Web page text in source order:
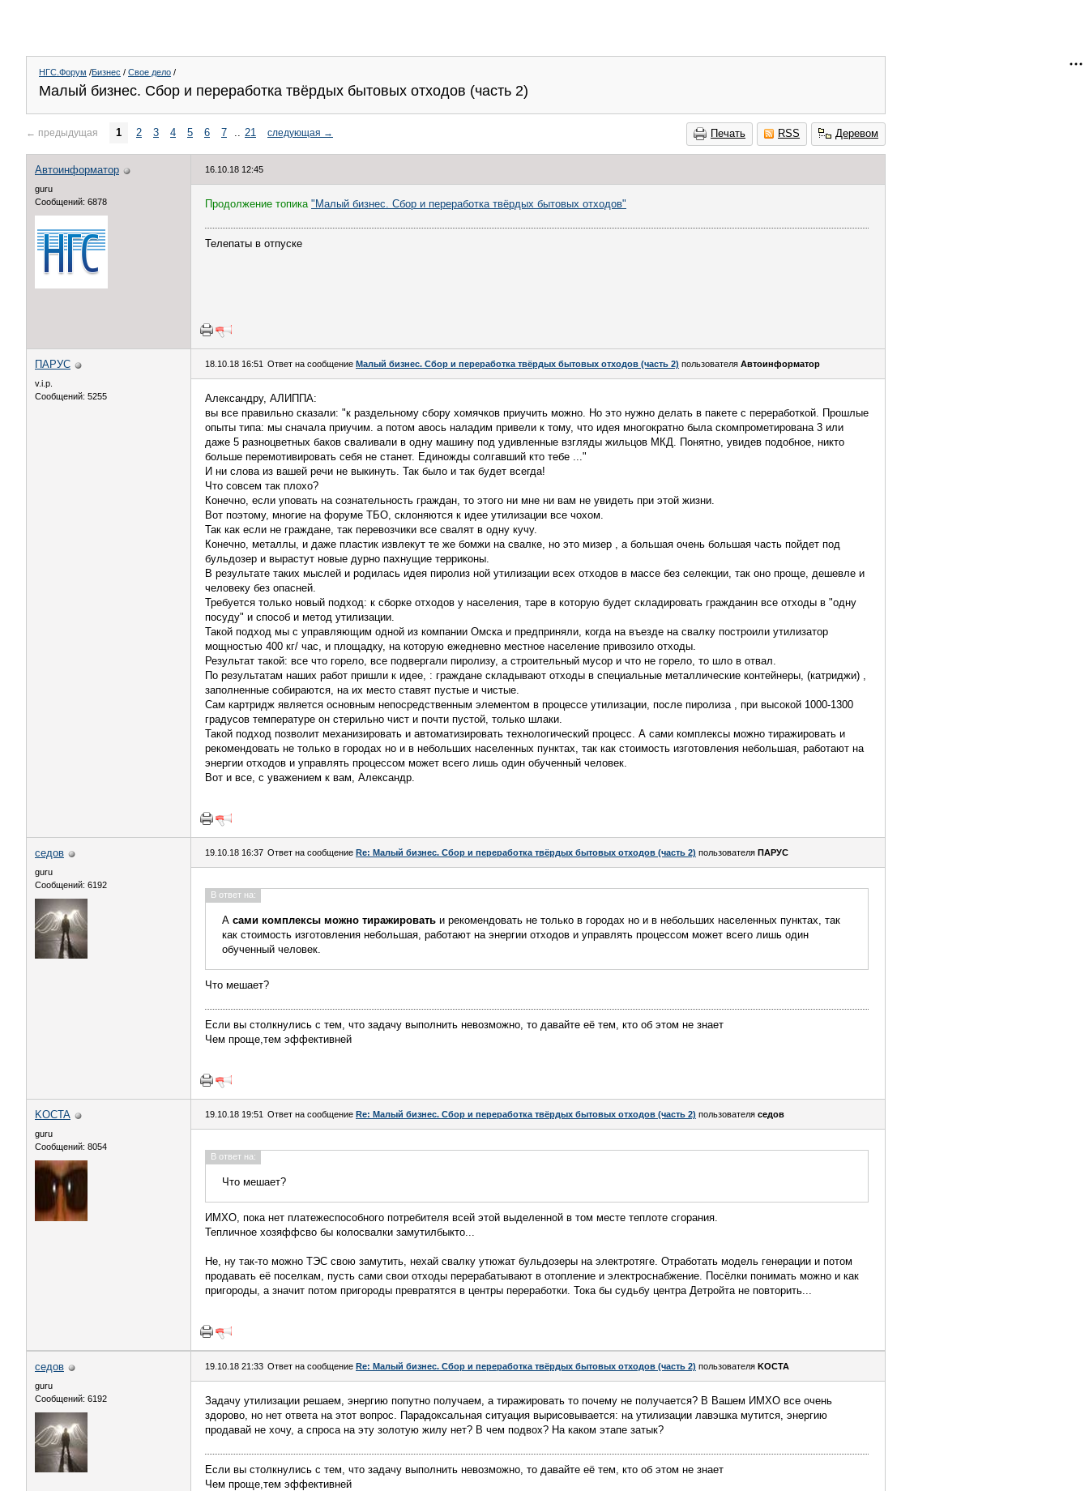
НГС.Форум /Бизнес / Свое дело /
Малый бизнес. Сбор и переработка твёрдых бытовых отходов (часть 2)
Печать RSS Деревом
← предыдущая 1 2 3 4 5 6 7 .. 21 следующая →
Автоинформатор
guru
Сообщений: 6878
16.10.18 12:45
Продолжение топика "Малый бизнес. Сбор и переработка твёрдых бытовых отходов"
Телепаты в отпуске
ПАРУС
v.i.p.
Сообщений: 5255
18.10.18 16:51 Ответ на сообщение Малый бизнес. Сбор и переработка твёрдых бытовых отходов (часть 2) пользователя Автоинформатор
Александру, АЛИППА:
вы все правильно сказали: "к раздельному сбору хомячков приучить можно. Но это нужно делать в пакете с переработкой. Прошлые
опыты типа: мы сначала приучим. а потом авось наладим привели к тому, что идея многократно была скомпрометирована 3 или
даже 5 разноцветных баков сваливали в одну машину под удивленные взгляды жильцов МКД. Понятно, увидев подобное, никто
больше перемотивировать себя не станет. Единожды солгавший кто тебе ..."
И ни слова из вашей речи не выкинуть. Так было и так будет всегда!
Что совсем так плохо?
Конечно, если уповать на сознательность граждан, то этого ни мне ни вам не увидеть при этой жизни.
Вот поэтому, многие на форуме ТБО, склоняются к идее утилизации все чохом.
Так как если не граждане, так перевозчики все свалят в одну кучу.
Конечно, металлы, и даже пластик извлекут те же бомжи на свалке, но это мизер , а большая очень большая часть пойдет под
бульдозер и вырастут новые дурно пахнущие терриконы.
В результате таких мыслей и родилась идея пиролиз ной утилизации всех отходов в массе без селекции, так оно проще, дешевле и
человеку без опасней.
Требуется только новый подход: к сборке отходов у населения, таре в которую будет складировать гражданин все отходы в "одну
посуду" и способ и метод утилизации.
Такой подход мы с управляющим одной из компании Омска и предприняли, когда на въезде на свалку построили утилизатор
мощностью 400 кг/ час, и площадку, на которую ежедневно местное население привозило отходы.
Результат такой: все что горело, все подвергали пиролизу, а строительный мусор и что не горело, то шло в отвал.
По результатам наших работ пришли к идее, : граждане складывают отходы в специальные металлические контейнеры, (катриджи) ,
заполненные собираются, на их место ставят пустые и чистые.
Сам картридж является основным непосредственным элементом в процессе утилизации, после пиролиза , при высокой 1000-1300
градусов температуре он стерильно чист и почти пустой, только шлаки.
Такой подход позволит механизировать и автоматизировать технологический процесс. А сами комплексы можно тиражировать и
рекомендовать не только в городах но и в небольших населенных пунктах, так как стоимость изготовления небольшая, работают на
энергии отходов и управлять процессом может всего лишь один обученный человек.
Вот и все, с уважением к вам, Александр.
седов
guru
Сообщений: 6192
19.10.18 16:37 Ответ на сообщение Re: Малый бизнес. Сбор и переработка твёрдых бытовых отходов (часть 2) пользователя ПАРУС
В ответ на:
А сами комплексы можно тиражировать и рекомендовать не только в городах но и в небольших населенных пунктах, так
как стоимость изготовления небольшая, работают на энергии отходов и управлять процессом может всего лишь один
обученный человек.
Что мешает?
Если вы столкнулись с тем, что задачу выполнить невозможно, то давайте её тем, кто об этом не знает
Чем проще,тем эффективней
KOCTA
guru
Сообщений: 8054
19.10.18 19:51 Ответ на сообщение Re: Малый бизнес. Сбор и переработка твёрдых бытовых отходов (часть 2) пользователя седов
В ответ на:
Что мешает?
ИМХО, пока нет платежеспособного потребителя всей этой выделенной в том месте теплоте сгорания.
Тепличное хозяффсво бы колосвалки замутилбыкто...
Не, ну так-то можно ТЭС свою замутить, нехай свалку утюжат бульдозеры на электротяге. Отработать модель генерации и потом
продавать её поселкам, пусть сами свои отходы перерабатывают в отопление и электроснабжение. Посёлки понимать можно и как
пригороды, а значит потом пригороды превратятся в центры переработки. Тока бы судьбу центра Детройта не повторить...
седов
guru
Сообщений: 6192
19.10.18 21:33 Ответ на сообщение Re: Малый бизнес. Сбор и переработка твёрдых бытовых отходов (часть 2) пользователя KOCTA
Задачу утилизации решаем, энергию попутно получаем, а тиражировать то почему не получается? В Вашем ИМХО все очень
здорово, но нет ответа на этот вопрос. Парадоксальная ситуация вырисовывается: на утилизации лавэшка мутится, энергию
продавай не хочу, а спроса на эту золотую жилу нет? В чем подвох? На каком этапе затык?
Если вы столкнулись с тем, что задачу выполнить невозможно, то давайте её тем, кто об этом не знает
Чем проще,тем эффективней